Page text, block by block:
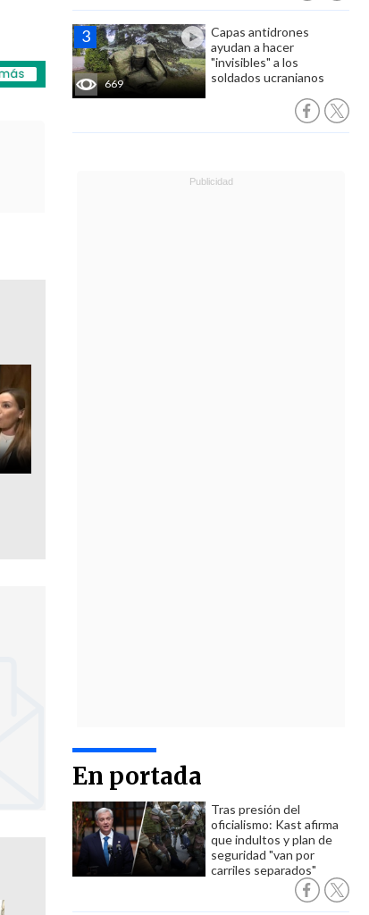
669
Capas antidrones
ayudan a hacer
"invisibles" a los
soldados ucranianos
En portada
Tras presión del
oficialismo: Kast afirma
que indultos y plan de
seguridad "van por
carriles separados"